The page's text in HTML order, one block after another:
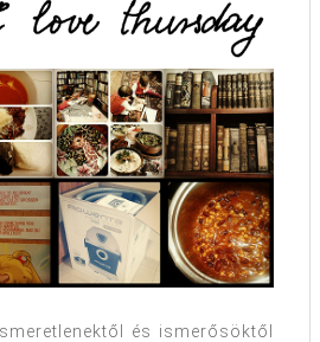
és ismerősöktől